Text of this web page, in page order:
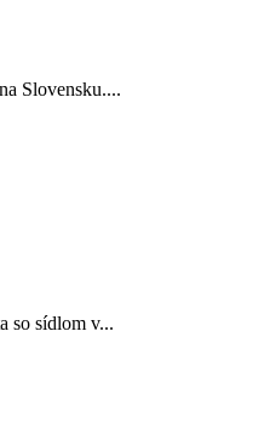
Slovensku....
so sídlom v...